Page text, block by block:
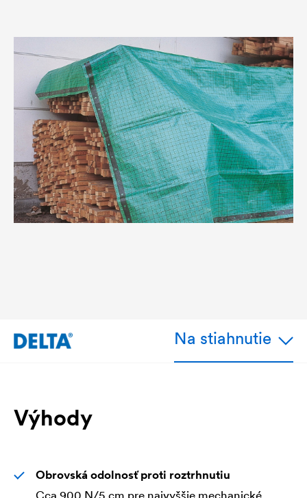
Na stiahnutie
Výhody
Obrovská odolnosť proti roztrhnutiu